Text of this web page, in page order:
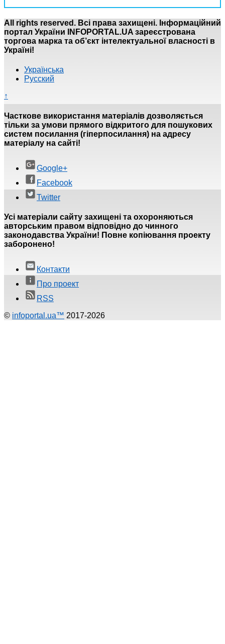
All rights reserved. Всі права захищені. Інформаційний
портал України INFOPORTAL.UA зареєстрована
торгова марка та об’єкт інтелектуальної власності в
Україні!
Українська
Русский
↑
Часткове використання матеріалів дозволяється
тільки за умови прямого відкритого для пошукових
систем посилання (гіперпосилання) на адресу
матеріалу на сайті!
Google+
Facebook
Twitter
Усі матеріали сайту захищені та охороняються
авторським правом відповідно до чинного
законодавства України! Повне копіювання проекту
заборонено!
Контакти
Про проект
RSS
© infoportal.ua™ 2017-2026